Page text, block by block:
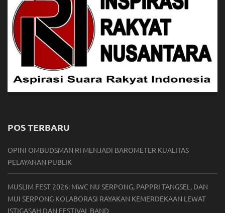
POS TERBARU
OPINI OMBUDSMAN RI MENJADI BAROMETER KUALITAS
PELAYANAN PUBLIK
MUSLIM FEST 2026: MWC NU SERPONG, PAPPRI TANGSEL, DAN
MUI SERPONG KOLABORASI RAYAKAN KEMERDEKAAN LEWAT
ISTIGASAH DAN FESTIVAL BAND